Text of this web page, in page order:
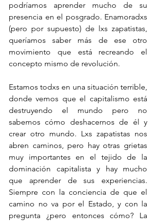
podríamos aprender mucho de su
presencia en el posgrado. Enamoradxs
(pero por supuesto) de lxs zapatistas,
queríamos saber más de ese otro
movimiento que está recreando el
concepto mismo de revolución.
Estamos todxs en una situación terrible,
donde vemos que el capitalismo está
destruyendo el mundo pero no
sabemos cómo deshacernos de él y
crear otro mundo. Lxs zapatistas nos
abren caminos, pero hay otras grietas
muy importantes en el tejido de la
dominación capitalista y hay mucho
que aprender de sus experiencias.
Siempre con la conciencia de que el
camino no va por el Estado, y con la
pregunta ¿pero entonces cómo? La